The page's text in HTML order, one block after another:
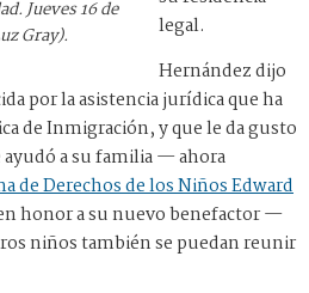
Jueves 16 de
Gray).
legal.
Hernández dijo
por la asistencia jurídica que ha
de Inmigración, y que le da gusto
a su familia — ahora
de Derechos de los Niños Edward
honor a su nuevo benefactor —
niños también se puedan reunir